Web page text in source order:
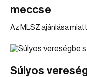
meccse
Az MLSZ ajánlása
Súlyos